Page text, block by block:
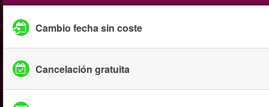
Cambio fecha sin coste
Cancelación gratuita